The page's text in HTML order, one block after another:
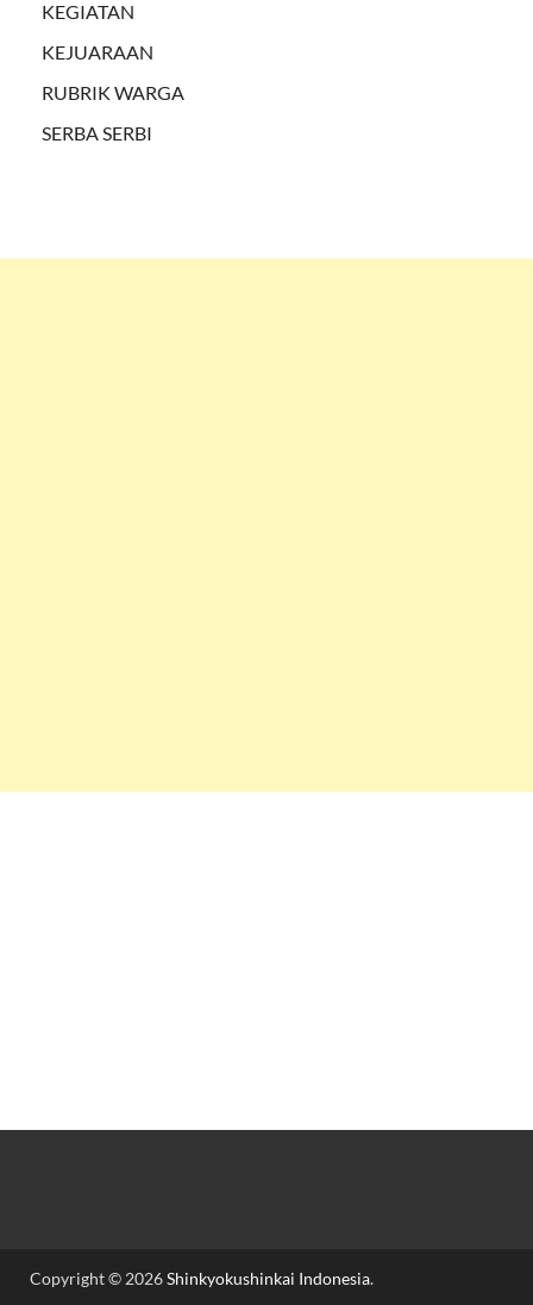
KEGIATAN
KEJUARAAN
RUBRIK WARGA
SERBA SERBI
Copyright © 2026Shinkyokushinkai Indonesia.